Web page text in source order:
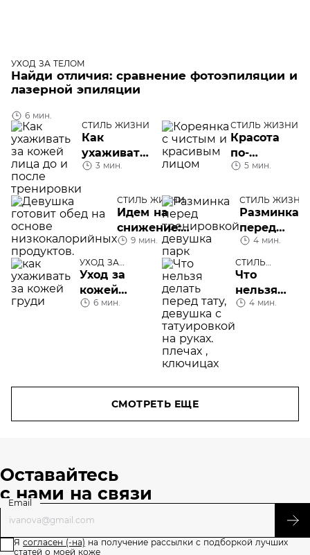
УХОД ЗА ТЕЛОМ
Найди отличия: сравнение фотоэпиляции и
лазерной эпиляции
6 мин.
СТИЛЬ ЖИЗНИ
Как
ухаживать
за кожей
тренировки
3 мин.
СТИЛЬ ЖИЗНИ
Красота
по-
корейски,
такое К-
бьюти
5 мин.
СТИЛЬ ЖИЗНИ
Идем на
снижение:
низкокалорийные
продукты
9 мин.
СТИЛЬ ЖИЗНИ
Разминка
перед
теория и
практика
4 мин.
УХОД ЗА
ТЕЛОМ
Уход за
кожей
груди и
6 мин.
СТИЛЬ
ЖИЗНИ
Что
нельзя
делать
4 мин.
СМОТРЕТЬ ЕЩЕ
Оставайтесь
с нами на связи
Email
Я согласен (-на) на получение рассылки с подборкой лучших
статей о моей коже